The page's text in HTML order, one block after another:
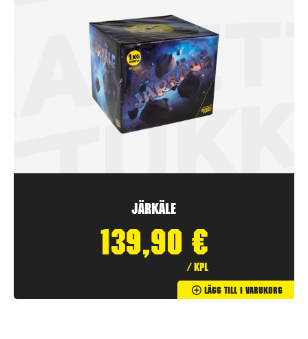
Järkäle
139,90 €
/ kpl
Lägg Till I Varukorg